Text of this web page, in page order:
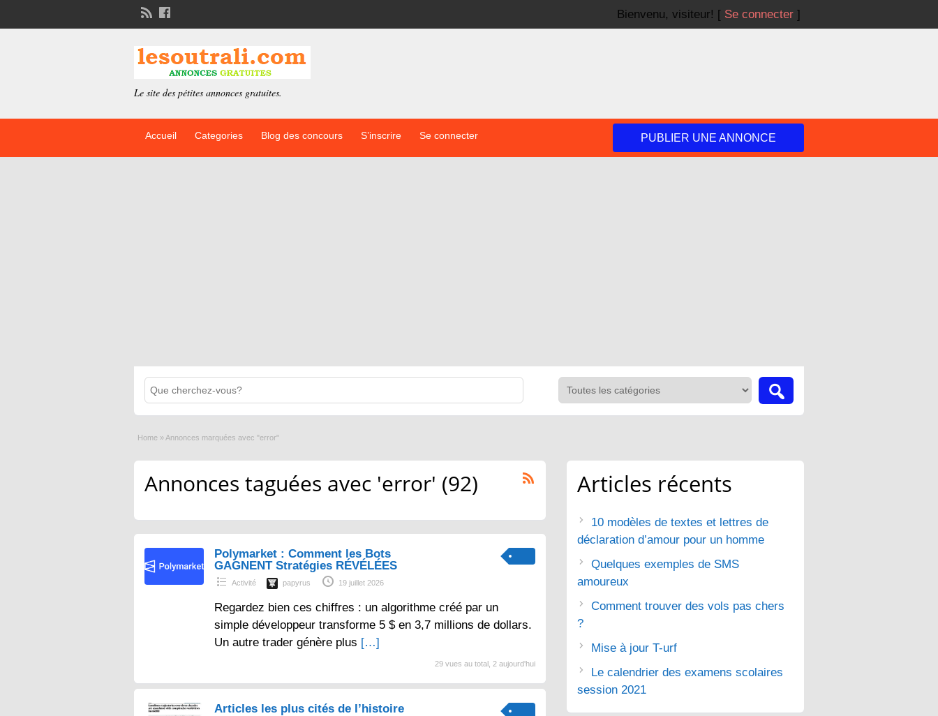
Bienvenu, visiteur! [ Se connecter ]
Le site des pétites annonces gratuites.
Accueil Categories Blog des concours S’inscrire Se connecter PUBLIER UNE ANNONCE
Home » Annonces marquées avec "error"
Annonces taguées avec 'error' (92)
Polymarket : Comment les Bots
GAGNENT Stratégies RÉVÉLÉES
Activité papyrus 19 juillet 2026
Regardez bien ces chiffres : un algorithme créé par un
simple développeur transforme 5 $ en 3,7 millions de dollars.
Un autre trader génère plus […]
29 vues au total, 2 aujourd'hui
Articles les plus cités de l’histoire
Articles récents
10 modèles de textes et lettres de
déclaration d’amour pour un homme
Quelques exemples de SMS
amoureux
Comment trouver des vols pas chers
?
Mise à jour T-urf
Le calendrier des examens scolaires
session 2021